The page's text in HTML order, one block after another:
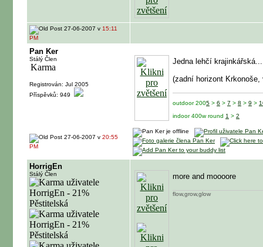
27-06-2007 v 15:11
PM
Pan Ker
Stálý Člen
Registrován: Jul 2005
Příspěvků: 949
Jedna lehčí krajinkářská...
(zadní horizont
outdoor 2005 > 6 > 7 > 8 > 9 >
indoor 400w round 1 > 2
27-06-2007 v 20:55
PM
HorrigEn
Stálý Člen more and moooore
flow,grow,glow